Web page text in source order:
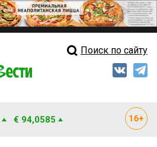
Свежий выпускПоиск по сайту
€ 94,0585